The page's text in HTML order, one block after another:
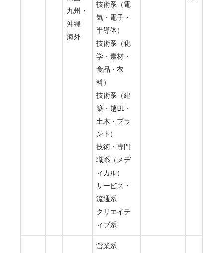
九州・
沖縄
海外
技術系（電
気・電子・
半導体）
技術系（化
学・素材・
食品・衣
料）
技術系（建
築・越BI・
土木・プラ
ント）
技術・専門
職系（メデ
ィカル）
サービス・
流通系
クリエイテ
ィブ系
営業系